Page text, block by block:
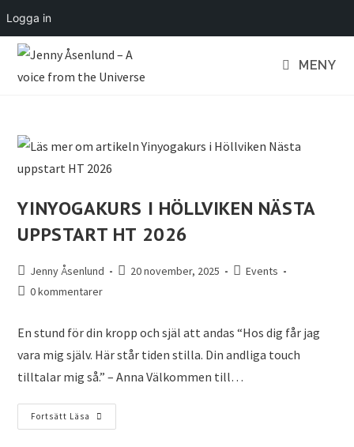
Logga in
MENY
YINYOGAKURS I HÖLLVIKEN NÄSTA
UPPSTART HT 2026
Jenny Åsenlund 20 november, 2025
Events
0 kommentarer
En stund för din kropp och själ att andas “Hos dig får jag
vara mig själv. Här står tiden stilla. Din andliga touch
tilltalar mig så.” – Anna Välkommen till…
Fortsätt Läsa